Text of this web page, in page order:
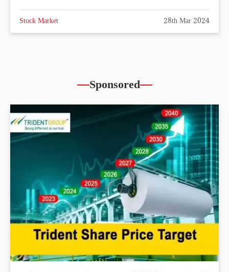
Stock Market 28th Mar 2024
Sponsored